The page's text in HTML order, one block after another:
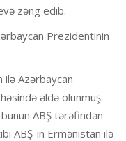
zəng edib.
Prezidentinin
ilə Azərbaycan
əldə olunmuş
bunun ABŞ tərəfindən
ABŞ-ın Ermənistan ilə